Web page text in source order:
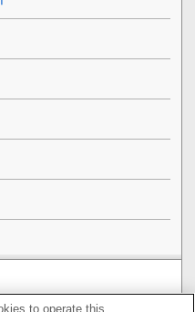
to operate this